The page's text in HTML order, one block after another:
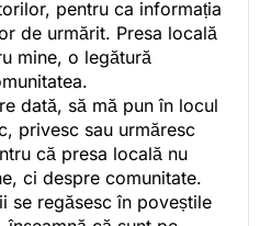
pentru ca informația
de urmărit. Presa locală
mine, o legătură
dată, să mă pun în locul
privesc sau urmăresc
că presa locală nu
ci despre comunitate.
se regăsesc în poveștile